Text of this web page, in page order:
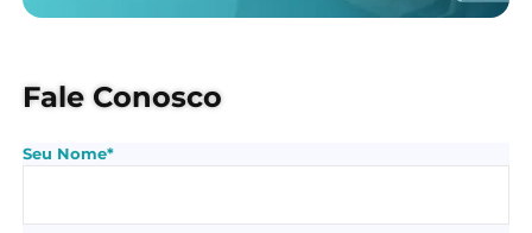
Fale Conosco
Seu Nome*